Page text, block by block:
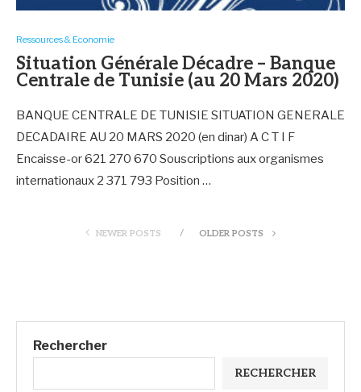
Ressources & Economie
Situation Générale Décadre – Banque
Centrale de Tunisie (au 20 Mars 2020)
BANQUE CENTRALE DE TUNISIE SITUATION GENERALE
DECADAIRE AU 20 MARS 2020 (en dinar) A C T I F
Encaisse-or 621 270 670 Souscriptions aux organismes
internationaux 2 371 793 Position …
NEWER POSTS OLDER POSTS
Rechercher
RECHERCHER